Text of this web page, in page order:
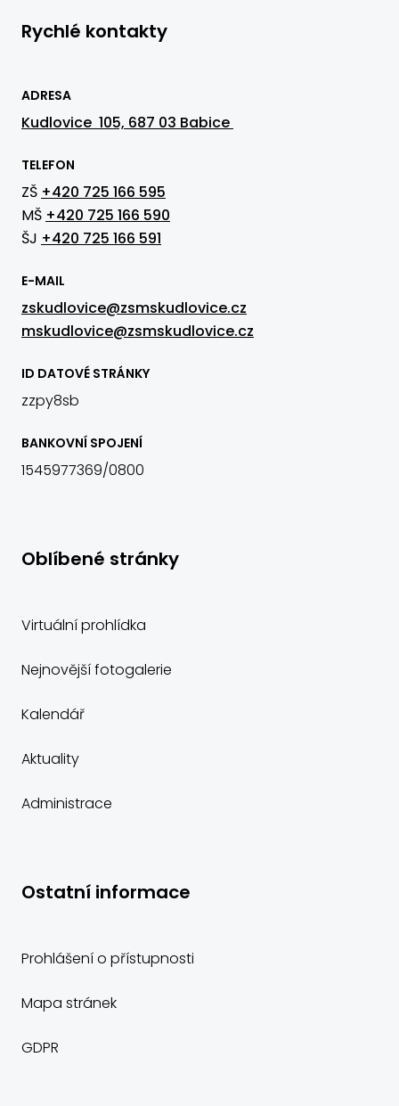
Rychlé kontakty
ADRESA
Kudlovice 105, 687 03 Babice
TELEFON
ZŠ +420 725 166 595
MŠ +420 725 166 590
ŠJ +420 725 166 591
E-MAIL
zskudlovice@zsmskudlovice.cz
mskudlovice@zsmskudlovice.cz
ID DATOVÉ STRÁNKY
zzpy8sb
BANKOVNÍ SPOJENÍ
1545977369/0800
Oblíbené stránky
Virtuální prohlídka
Nejnovější fotogalerie
Kalendář
Aktuality
Administrace
Ostatní informace
Prohlášení o přístupnosti
Mapa stránek
GDPR